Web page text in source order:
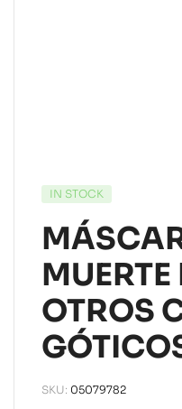
IN STOCK
OTROS
SKU: 05079782